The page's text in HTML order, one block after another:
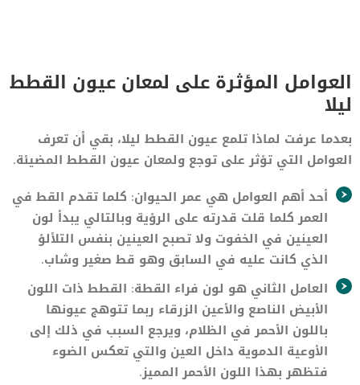
العوامل المؤثرة على لمعان عيون القطط
ليلا
بعدما عرفت لماذا تلمع عيون القطط ليلا، بقي أن تعرف
العوامل التي تؤثر على توجع ولمعان عيون القطط المضيئة.
أحد أهم العوامل هي عمر الحيوان: كلما تقدم القط في
العمر كلما قلت قدرته على الرؤية وبالتالي يبدأ لون
العينين في الخفوت ولا تصبح العينين بنفس التلألؤ
الذي كانت عليه في السابق وهو قط صغير وشاب.
العامل الثاني هو لون فراء القطة: القطط ذات اللون
الأبيض الناصع والأعين الزرقاء ربما تتوهج عيونها
باللون الأحمر في الظلام، ويرجع السبب في ذلك إلى
الأوعية الدموية داخل العين والتي تعكس الضوء
فتظهر بهذا اللون الأحمر المميز.